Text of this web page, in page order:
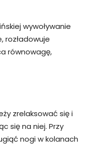
wywoływanie
rozładowuje
równowagę,
zrelaksować się i
się na niej. Przy
nogi w kolanach